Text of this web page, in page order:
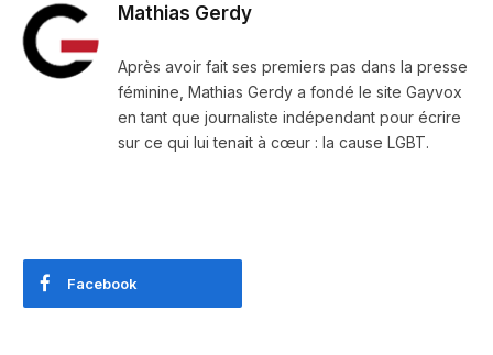
Mathias Gerdy
Après avoir fait ses premiers pas dans la presse
féminine, Mathias Gerdy a fondé le site Gayvox
en tant que journaliste indépendant pour écrire
sur ce qui lui tenait à cœur : la cause LGBT.
Facebook